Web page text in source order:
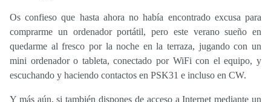
Os confieso que hasta ahora no había encontrado excusa para
comprarme un ordenador portátil, pero este verano sueño en
quedarme al fresco por la noche en la terraza, jugando con un
mini ordenador o tableta, conectado por WiFi con el equipo, y
escuchando y haciendo contactos en PSK31 e incluso en CW.
Y más aún, si también dispones de acceso a Internet mediante un